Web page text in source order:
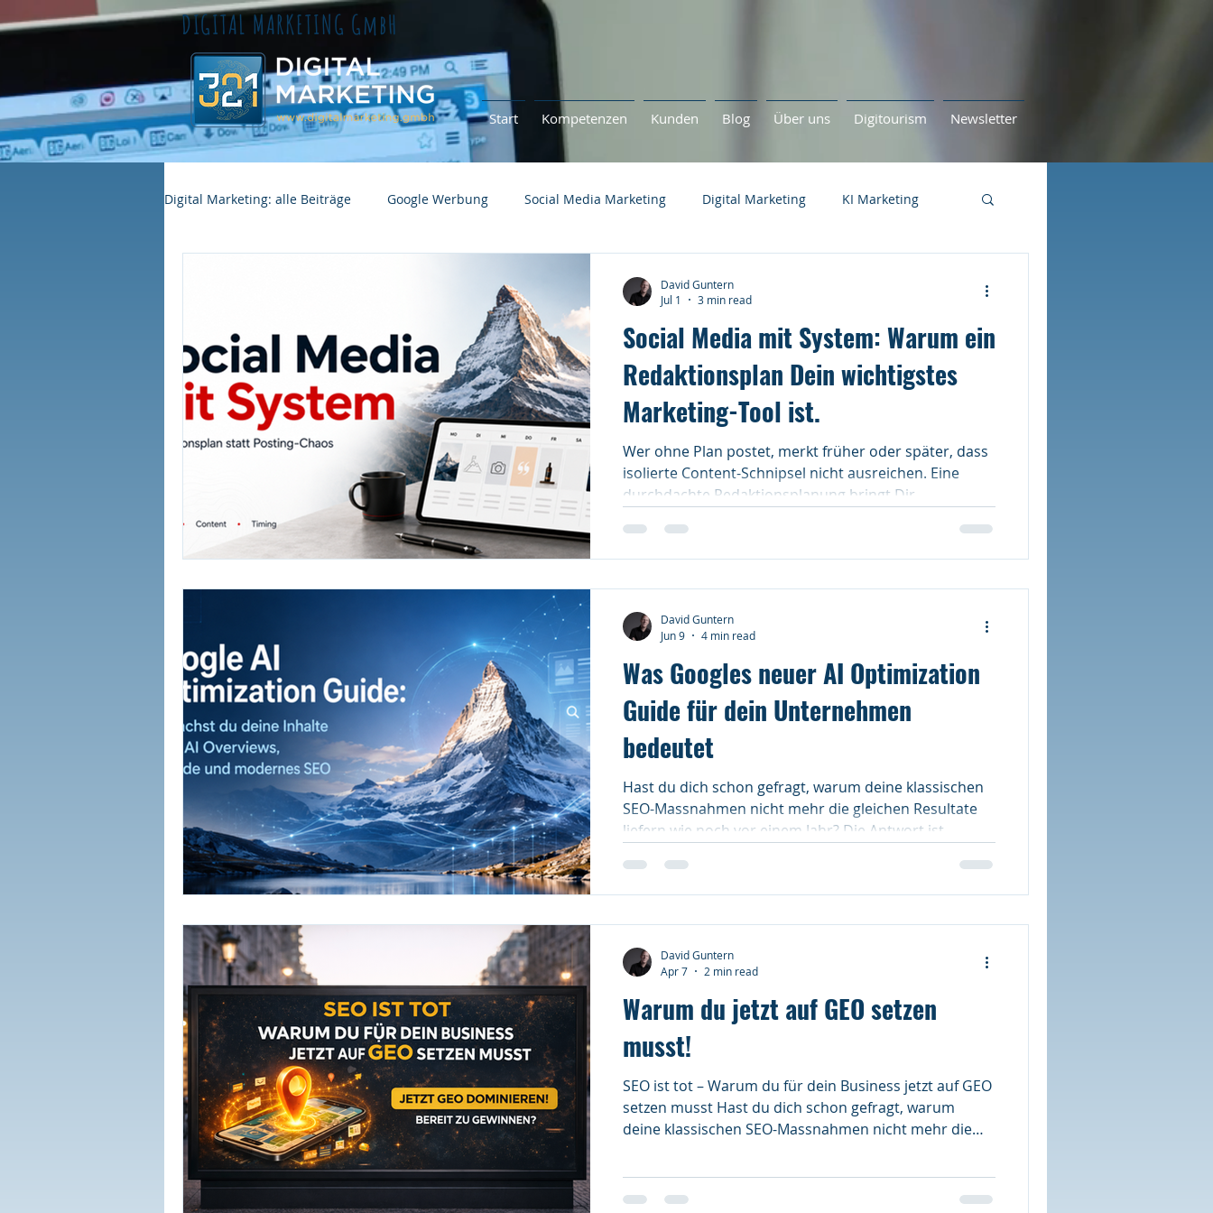
DIGITAL MARKETING GmbH
Start Kompetenzen Kunden Blog Über uns Digitourism Newsletter
Digital Marketing: alle Beiträge Google Werbung Social Media Marketing Digital Marketing KI Marketing
Social Media mit System: Warum ein
Redaktionsplan Dein wichtigstes
Marketing-Tool ist.
Wer ohne Plan postet, merkt früher oder später, dass
isolierte Content-Schnipsel nicht ausreichen. Eine
durchdachte Redaktionsplanung bringt Dir
David Guntern
Jul 1
3 min read
Was Googles neuer AI Optimization
Guide für dein Unternehmen
bedeutet
Hast du dich schon gefragt, warum deine klassischen
SEO-Massnahmen nicht mehr die gleichen Resultate
liefern wie noch vor einem Jahr? Die Antwort ist
Google geht zu Ende. Eine aktuelle Analyse zeigt, dass
bereits 73 % aller B2B-Entscheider KI-Tools wie
David Guntern
Jun 9
4 min read
Warum du jetzt auf GEO setzen
musst!
SEO ist tot – Warum du für dein Business jetzt auf GEO
setzen musst Hast du dich schon gefragt, warum
deine klassischen SEO-Massnahmen nicht mehr die
Antwort ist radikal: Das Zeitalter der «zehn blauen
Links» bei Google geht zu Ende. Eine aktuelle Analyse
David Guntern
Apr 7
2 min read